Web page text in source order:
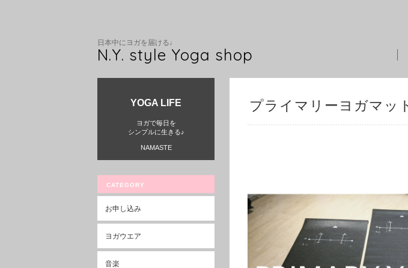
日本中にヨガを届ける♩
N.Y. style Yoga shop
プライマリーヨガマッ
YOGA LIFE
ヨガで毎日を
シンプルに生きる♪
NAMASTE
CATEGORY
お申し込み
ヨガウエア
音楽